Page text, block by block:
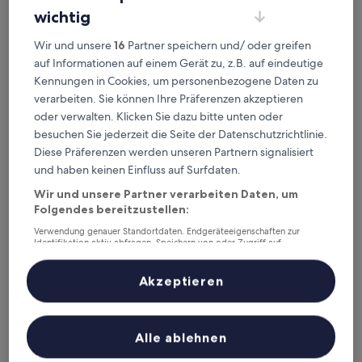
Hôtel Oden Paris Ivry
Hôtel Oden Paris Ivry
4.0-
Sterne-
Unterkunft
0,7 km von Straßenbahnhaltestelle Maryse Bastié entfernt
9.6
von
Außergewöhnlich,
(147
Bewertungen)
9,6/10 Außergewöhnlich (147 Bewertungen)
Preis
beträgt
inkl. Steuern & Gebühren
9. Aug.–10. Aug.
Hotel Le Vert Galant
wichtig
Wir und unsere16 Partner speichern und/ oder greifen
auf Informationen auf einem Gerät zu, z.B. auf eindeutige
Kennungen in Cookies, um personenbezogene Daten zu
verarbeiten. Sie können Ihre Präferenzen akzeptieren
oder verwalten. Klicken Sie dazu bitte unten oder
besuchen Sie jederzeit die Seite der Datenschutzrichtlinie.
Diese Präferenzen werden unseren Partnern signalisiert
und haben keinen Einfluss auf Surfdaten.
Wir und unsere Partner verarbeiten Daten, um
Folgendes bereitzustellen:
Verwendung genauer Standortdaten. Endgeräteeigenschaften zur
Identifikation aktiv abfragen. Speichern von oder Zugriff auf
Inhalte, Messung von Werbeleistung und der Performance von Inhalten,
Zielgruppenforschung sowie Entwicklung und Verbesserung von
Liste der Partner (Lieferanten)
Alle ablehnen
Akzeptieren